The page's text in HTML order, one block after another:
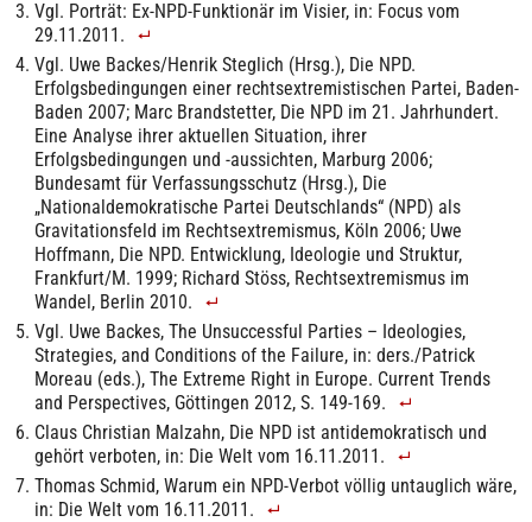
Vgl. Porträt: Ex-NPD-Funktionär im Visier, in: Focus vom
29.11.2011.
Vgl. Uwe Backes/Henrik Steglich (Hrsg.), Die NPD.
Erfolgsbedingungen einer rechtsextremistischen Partei, Baden-
Baden 2007; Marc Brandstetter, Die NPD im 21. Jahrhundert.
Eine Analyse ihrer aktuellen Situation, ihrer
Erfolgsbedingungen und -aussichten, Marburg 2006;
Bundesamt für Verfassungsschutz (Hrsg.), Die
„Nationaldemokratische Partei Deutschlands“ (NPD) als
Gravitationsfeld im Rechtsextremismus, Köln 2006; Uwe
Hoffmann, Die NPD. Entwicklung, Ideologie und Struktur,
Frankfurt/M. 1999; Richard Stöss, Rechtsextremismus im
Wandel, Berlin 2010.
Vgl. Uwe Backes, The Unsuccessful Parties – Ideologies,
Strategies, and Conditions of the Failure, in: ders./Patrick
Moreau (eds.), The Extreme Right in Europe. Current Trends
and Perspectives, Göttingen 2012, S. 149-169.
Claus Christian Malzahn, Die NPD ist antidemokratisch und
gehört verboten, in: Die Welt vom 16.11.2011.
Thomas Schmid, Warum ein NPD-Verbot völlig untauglich wäre,
in: Die Welt vom 16.11.2011.